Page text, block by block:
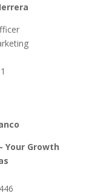
Your Growth